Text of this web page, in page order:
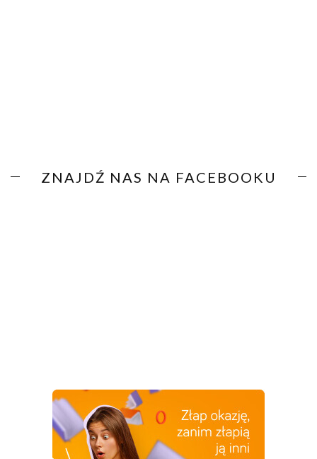
ZNAJDŹ NAS NA FACEBOOKU